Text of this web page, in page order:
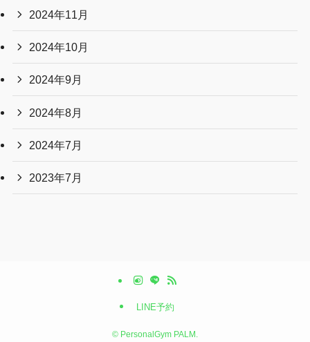
2024年11月
2024年10月
2024年9月
2024年8月
2024年7月
2023年7月
LINE予約
© PersonalGym PALM.